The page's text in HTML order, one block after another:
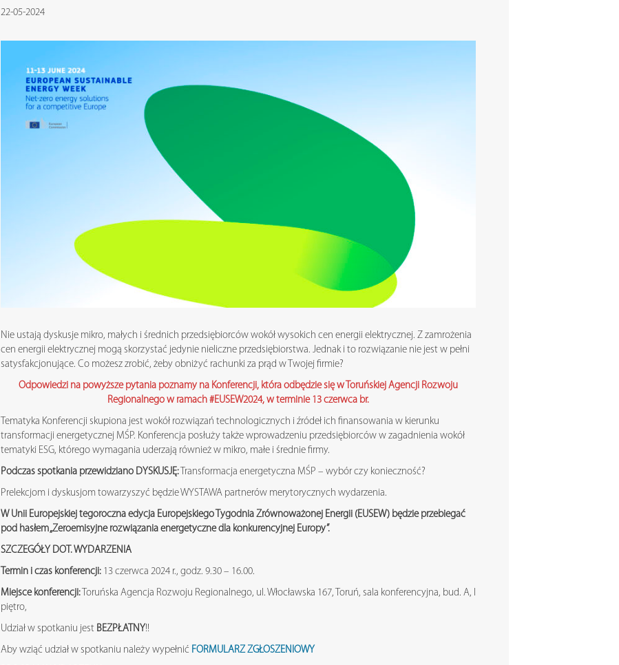
22-05-2024
Nie ustają dyskusje mikro, małych i średnich przedsiębiorców wokół wysokich cen energii elektrycznej. Z zamrożenia
cen energii elektrycznej mogą skorzystać jedynie nieliczne przedsiębiorstwa. Jednak i to rozwiązanie nie jest w pełni
satysfakcjonujące. Co możesz zrobić, żeby obniżyć rachunki za prąd w Twojej firmie?
Odpowiedzi na powyższe pytania poznamy na Konferencji, która odbędzie się w Toruńskiej Agencji Rozwoju
Regionalnego w ramach #EUSEW2024, w terminie 13 czerwca br.
Tematyka Konferencji skupiona jest wokół rozwiązań technologicznych i źródeł ich finansowania w kierunku
transformacji energetycznej MŚP. Konferencja posłuży także wprowadzeniu przedsiębiorców w zagadnienia wokół
tematyki ESG, którego wymagania uderzają również w mikro, małe i średnie firmy.
Podczas spotkania przewidziano DYSKUSJĘ: Transformacja energetyczna MŚP – wybór czy konieczność?
Prelekcjom i dyskusjom towarzyszyć będzie WYSTAWA partnerów merytorycznych wydarzenia.
W Unii Europejskiej tegoroczna edycja Europejskiego Tygodnia Zrównoważonej Energii (EUSEW) będzie przebiegać
pod hasłem „Zeroemisyjne rozwiązania energetyczne dla konkurencyjnej Europy”.
SZCZEGÓŁY DOT. WYDARZENIA
Termin i czas konferencji: 13 czerwca 2024 r., godz. 9.30 – 16.00.
Miejsce konferencji: Toruńska Agencja Rozwoju Regionalnego, ul. Włocławska 167, Toruń, sala konferencyjna, bud. A, I
piętro,
Udział w spotkaniu jest BEZPŁATNY!!
Aby wziąć udział w spotkaniu należy wypełnić FORMULARZ ZGŁOSZENIOWY